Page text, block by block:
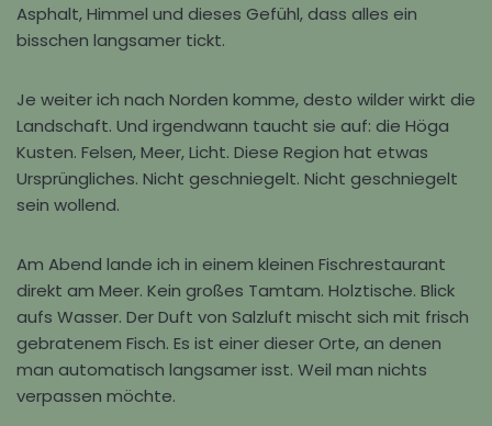
Asphalt, Himmel und dieses Gefühl, dass alles ein
bisschen langsamer tickt.
Je weiter ich nach Norden komme, desto wilder wirkt die
Landschaft. Und irgendwann taucht sie auf: die Höga
Kusten. Felsen, Meer, Licht. Diese Region hat etwas
Ursprüngliches. Nicht geschniegelt. Nicht geschniegelt
sein wollend.
Am Abend lande ich in einem kleinen Fischrestaurant
direkt am Meer. Kein großes Tamtam. Holztische. Blick
aufs Wasser. Der Duft von Salzluft mischt sich mit frisch
gebratenem Fisch. Es ist einer dieser Orte, an denen
man automatisch langsamer isst. Weil man nichts
verpassen möchte.